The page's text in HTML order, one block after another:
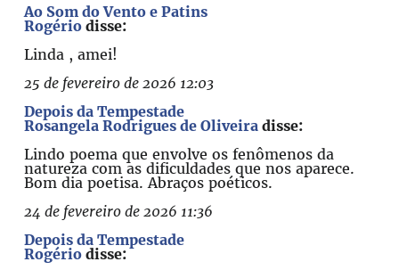
Ao Som do Vento e Patins
Rogério disse:
Linda , amei!
25 de fevereiro de 2026 12:03
Depois da Tempestade
Rosangela Rodrigues de Oliveira disse:
Lindo poema que envolve os fenômenos da
natureza com as dificuldades que nos aparece.
Bom dia poetisa. Abraços poéticos.
24 de fevereiro de 2026 11:36
Depois da Tempestade
Rogério disse: